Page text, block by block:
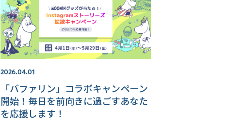
2026.04.01
「バファリン」コラボキャンペーン
開始！毎日を前向きに過ごすあなた
を応援します！